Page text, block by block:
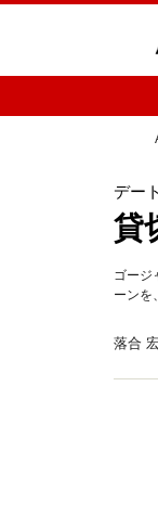
デート
貸
ゴージ
ーンを
落合